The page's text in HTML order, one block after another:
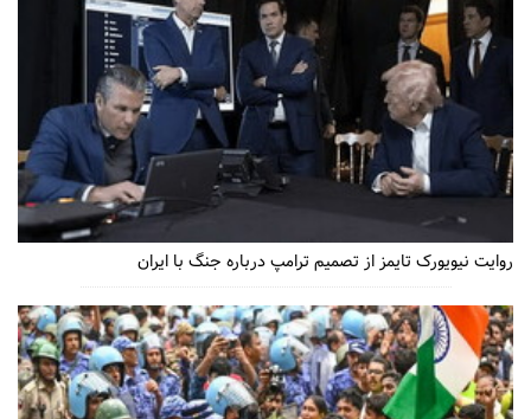
روایت نیویورک تایمز از تصمیم ترامپ درباره جنگ با ایران